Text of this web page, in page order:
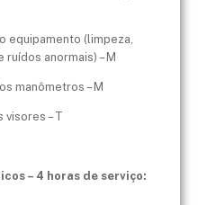
equipamento (limpeza,
anormais) – M
manômetros – M
visores – T
– 4 horas de serviço: